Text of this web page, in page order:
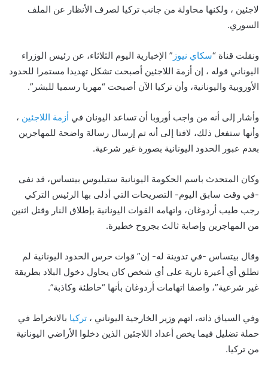
لاجئين ، ولكنها محاولة من جانب تركيا لصرف الأنظار عن الملف
السوري.
ونقلت قناة “سكاي نيوز ” الإخبارية اليوم الثلاثاء، عن رئيس الوزراء
اليوناني قوله ، إن أزمة اللاجئين أصبحت تشكل تهديدا مستمرا للحدود
الأوروبية واليونانية، وأن تركيا الآن أصبحت “مهربا رسميا للبشر”.
وأشار إلى أنه من واجب أوروبا أن تساعد اليونان في أزمة اللاجئين ،
وأنها ستفعل ذلك، لافتا إلى أنه تم إرسال رسالة واضحة للمهاجرين
بعدم عبور الحدود اليونانية بصورة غير شرعية.
وكان المتحدث باسم الحكومة اليونانية ستيليوس بيتساس، قد نفى
-في وقت سابق اليوم- التصريحات التي أدلى بها الرئيس التركي
رجب طيب أردوغان، واتهامه القوات اليونانية بإطلاق النار وقتل اثنين
من المهاجرين وإصابة ثالث بجروح خطيرة.
وقال بيتساس -في تدوينة له- إن” قوات حرس الحدود اليونانية لم
تطلق أي أعيرة نارية على أي شخص كان يحاول دخول البلاد بطريقة
غير شرعية”، واصفا اتهامات أردوغان بأنها “خاطئة وكاذبة”.
وفي السياق ذاته، اتهم وزير الخارجية اليوناني ، تركيا بالانخراط في
حملة تضليل فيما يخص أعداد اللاجئين الذين دخلوا الأراضي اليونانية
من تركيا.